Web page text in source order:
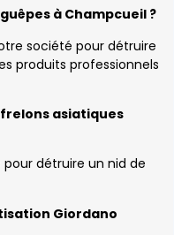
à Champcueil ?
société pour détruire
produits professionnels
asiatiques
détruire un nid de
Giordano